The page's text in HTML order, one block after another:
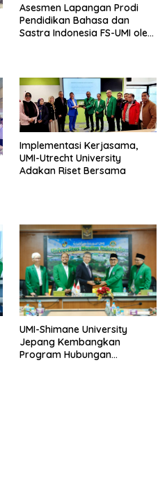
Asesmen Lapangan Prodi
Pendidikan Bahasa dan
Sastra Indonesia FS-UMI oleh
Implementasi Kerjasama,
UMI-Utrecht University
Adakan Riset Bersama
UMI-Shimane University
Jepang Kembangkan
Program Hubungan